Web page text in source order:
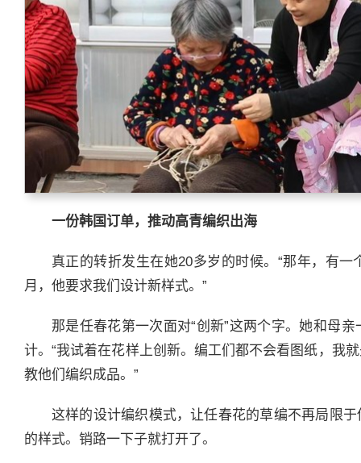
一份韩国订单，推动高青编织出海
真正的转折发生在她20多岁的时候。“那年，有
月，他要求我们设计新样式。”
那是任春花第一次面对“创新”这两个字。她和母
计。“我试着在花样上创新。编工们都不会看图纸，我
教他们编织成品。”
这样的设计编织模式，让任春花的草编不再局限
的样式。销路一下子就打开了。